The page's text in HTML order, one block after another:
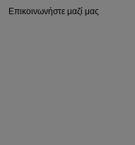
Επικοινωνήστε μαζί μας